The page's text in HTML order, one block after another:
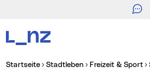
Sie sind hier:
Startseite Stadtleben Freizeit & Sport